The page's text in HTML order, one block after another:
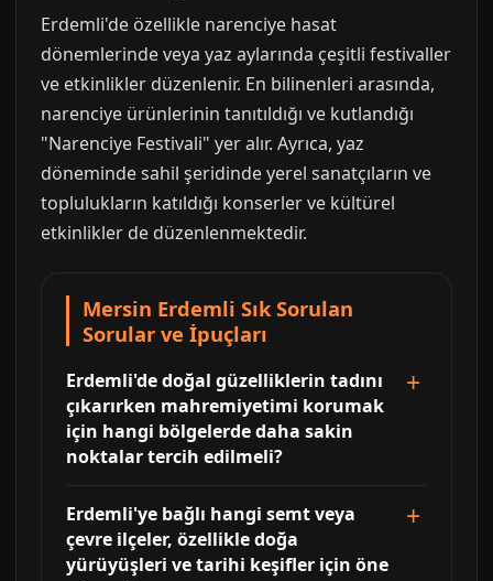
Erdemli'de özellikle narenciye hasat
dönemlerinde veya yaz aylarında çeşitli festivaller
ve etkinlikler düzenlenir. En bilinenleri arasında,
narenciye ürünlerinin tanıtıldığı ve kutlandığı
"Narenciye Festivali" yer alır. Ayrıca, yaz
döneminde sahil şeridinde yerel sanatçıların ve
toplulukların katıldığı konserler ve kültürel
etkinlikler de düzenlenmektedir.
Mersin Erdemli Sık Sorulan
Sorular ve İpuçları
Erdemli'de doğal güzelliklerin tadını
çıkarırken mahremiyetimi korumak
için hangi bölgelerde daha sakin
noktalar tercih edilmeli?
Erdemli'ye bağlı hangi semt veya
çevre ilçeler, özellikle doğa
yürüyüşleri ve tarihi keşifler için öne